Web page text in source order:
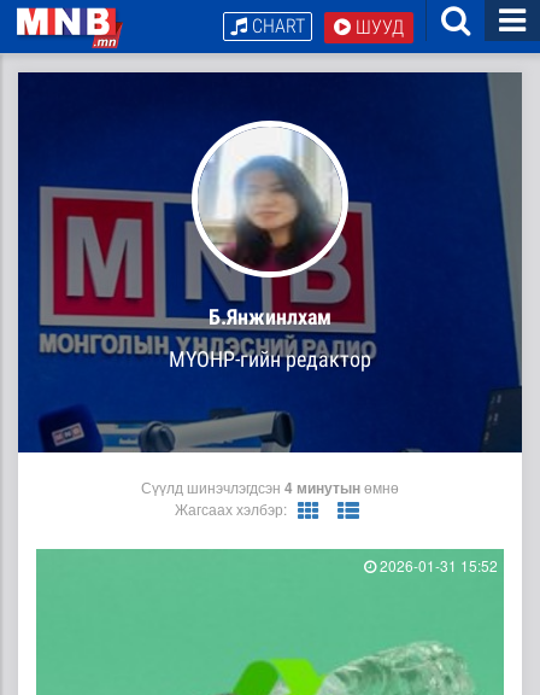
ШУУД
CHART
Б.Янжинлхам
МҮОНР-гийн редактор
Сүүлд шинэчлэгдсэн 4 минутынөмнө
Жагсаах хэлбэр:
2026-01-31 15:52